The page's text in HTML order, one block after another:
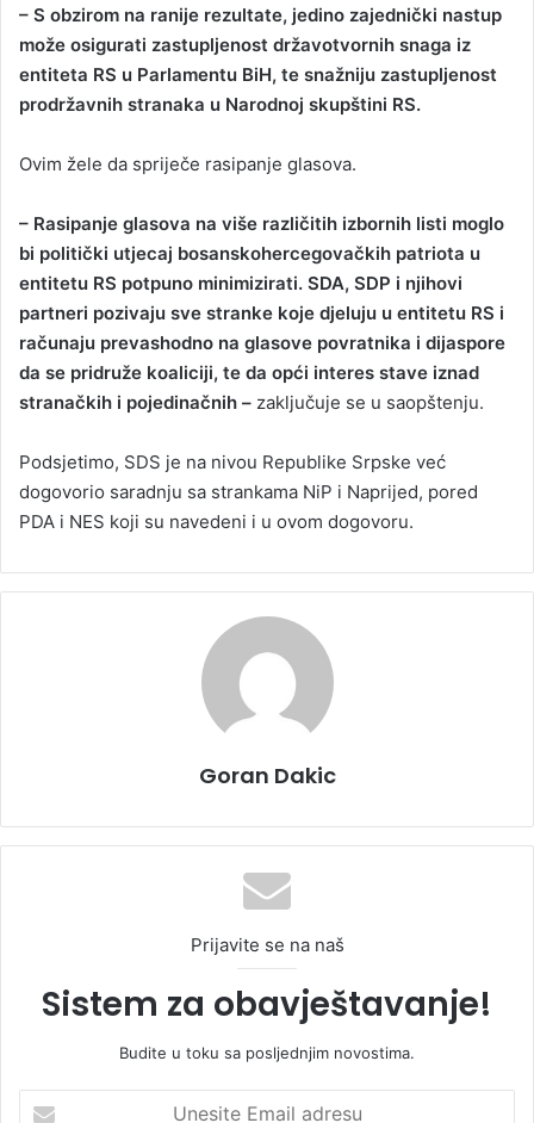
– S obzirom na ranije rezultate, jedino zajednički nastup
može osigurati zastupljenost državotvornih snaga iz
entiteta RS u Parlamentu BiH, te snažniju zastupljenost
prodržavnih stranaka u Narodnoj skupštini RS.
Ovim žele da spriječe rasipanje glasova.
– Rasipanje glasova na više različitih izbornih listi moglo
bi politički utjecaj bosanskohercegovačkih patriota u
entitetu RS potpuno minimizirati. SDA, SDP i njihovi
partneri pozivaju sve stranke koje djeluju u entitetu RS i
računaju prevashodno na glasove povratnika i dijaspore
da se pridruže koaliciji, te da opći interes stave iznad
stranačkih i pojedinačnih – zaključuje se u saopštenju.
Podsjetimo, SDS je na nivou Republike Srpske već
dogovorio saradnju sa strankama NiP i Naprijed, pored
PDA i NES koji su navedeni i u ovom dogovoru.
Goran Dakic
Prijavite se na naš
Sistem za obavještavanje!
Budite u toku sa posljednjim novostima.